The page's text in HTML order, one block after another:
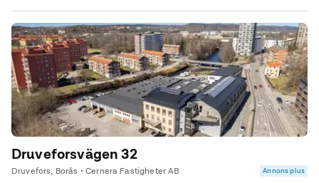
Druveforsvägen 32
Druvefors, Borås • Cernera Fastigheter AB Annons plus